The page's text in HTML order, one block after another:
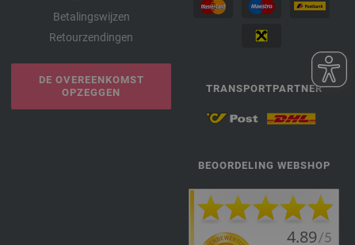
Betalingswijzen
Retourzendingen
DE OVEREENKOMST
OPZEGGEN
TRANSPORTPARTNER
BEOORDELING WEBSHOP